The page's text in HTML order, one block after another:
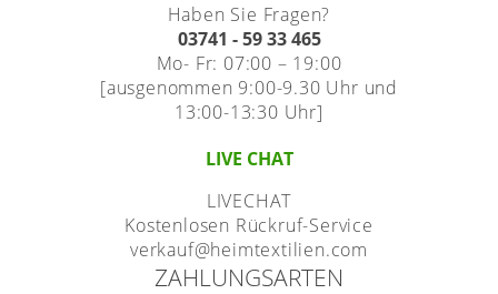
Haben Sie Fragen?
03741 - 59 33 465
Mo- Fr: 07:00 – 19:00
[ausgenommen 9:00-9.30 Uhr und
13:00-13:30 Uhr]
LIVE CHAT
LIVECHAT
Kostenlosen Rückruf-Service
verkauf@heimtextilien.com
ZAHLUNGSARTEN